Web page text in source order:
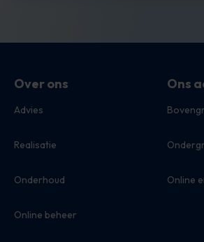
Over ons
Advies
Realisatie
Onderhoud
Online beheer
Ons
Online